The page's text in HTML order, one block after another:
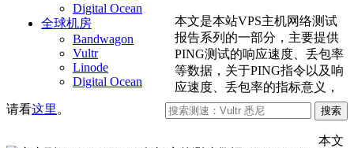
Digital Ocean
全球机房
Bandwagon
Vultr
Linode
Digital Ocean
本文是本站VPS主机网络测试
报告系列的一部分，主要提供
PING测试的响应速度、丢包率
等数据，关于PING指令以及响
应速度、丢包率的指标意义，
请看这里 。
本文